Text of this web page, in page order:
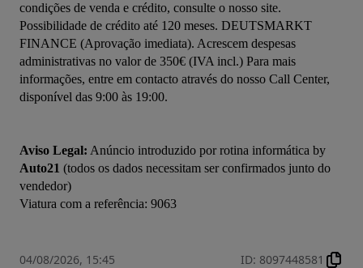
condições de venda e crédito, consulte o nosso site.
Possibilidade de crédito até 120 meses. DEUTSMARKT
FINANCE (Aprovação imediata). Acrescem despesas
administrativas no valor de 350€ (IVA incl.) Para mais
informações, entre em contacto através do nosso Call Center,
disponível das 9:00 às 19:00.
Aviso Legal:
Auto21 (todos os dados necessitam ser confirmados junto do
vendedor)
04/08/2026, 15:45 ID: 8097448581